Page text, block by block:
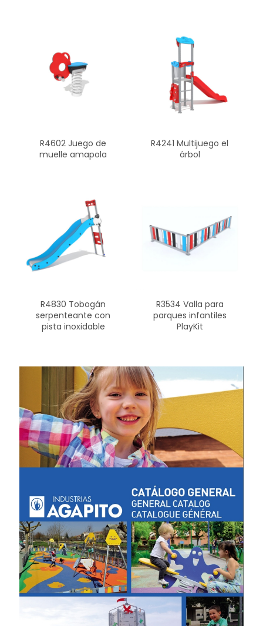
R4602 Juego de
muelle amapola
R4241 Multijuego el
árbol
R4830 Tobogán
serpenteante con
pista inoxidable
R3534 Valla para
parques infantiles
PlayKit